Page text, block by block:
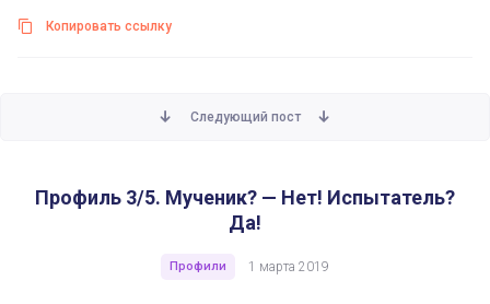
Копировать ссылку
Следующий пост
Профиль 3/5. Мученик? — Нет! Испытатель?
Да!
Профили 1 марта 2019